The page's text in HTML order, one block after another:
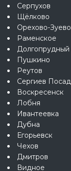
Серпухов
Щёлково
Орехово-Зуево
Раменское
Долгопрудный
Пушкино
Реутов
Сергиев Посад
Воскресенск
Лобня
Ивантеевка
Дубна
Егорьевск
Чехов
Дмитров
Видное